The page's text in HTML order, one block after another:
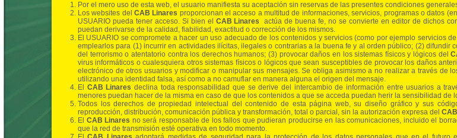
Por el mero uso de esta web, el usuario manifiesta su aceptación sin reservas de las presentes condiciones
Los websites delCAB Linares proporcionan el acceso a multitud de informaciones, servicios, programas o datos
USUARIO pueda tener acceso. Si bien el CAB Linares
actúa de buena fe, no se convierte en editor de dichos
puedan derivarse de la calidad, fiabilidad, exactitud o corrección de los mismos.
El USUARIO se compromete a hacer un uso adecuado de los contenidos y servicios (como por ejemplo servicios
emplearlos para (1) incurrir en actividades ilícitas, ilegales o contrarias a la buena fe y al orden público; (2)
del terrorismo o atentatorio contra los derechos humanos; (3) provocar daños en los sistemas físicos y lógicos del
virus informáticos o cualesquiera otros sistemas físicos o lógicos que sean susceptibles de provocar los daños
electrónico de otros usuarios y modificar o manipular sus mensajes. Se obliga asimismo a no realizar a través de
utilizando una identidad falsa, así como a no camuflar en manera alguna el origen del mensaje.
El CAB Linares declina toda responsabilidad que se derive del intercambio de información entre usuarios a
menores puedan hacer de la misma en caso de que los contenidos a que se acceda puedan herir la sensibilidad de
Todos los derechos de propiedad intelectual del contenido de esta página web, su diseño gráfico y sus
reproducción, distribución, comunicación pública y transformación, total o parcial, sin la autorización expresa del
El CAB Linares no será responsable de los fallos que pudieran producirse en las comunicaciones, incluido el
que la red de transmisión esté operativa en todo momento.